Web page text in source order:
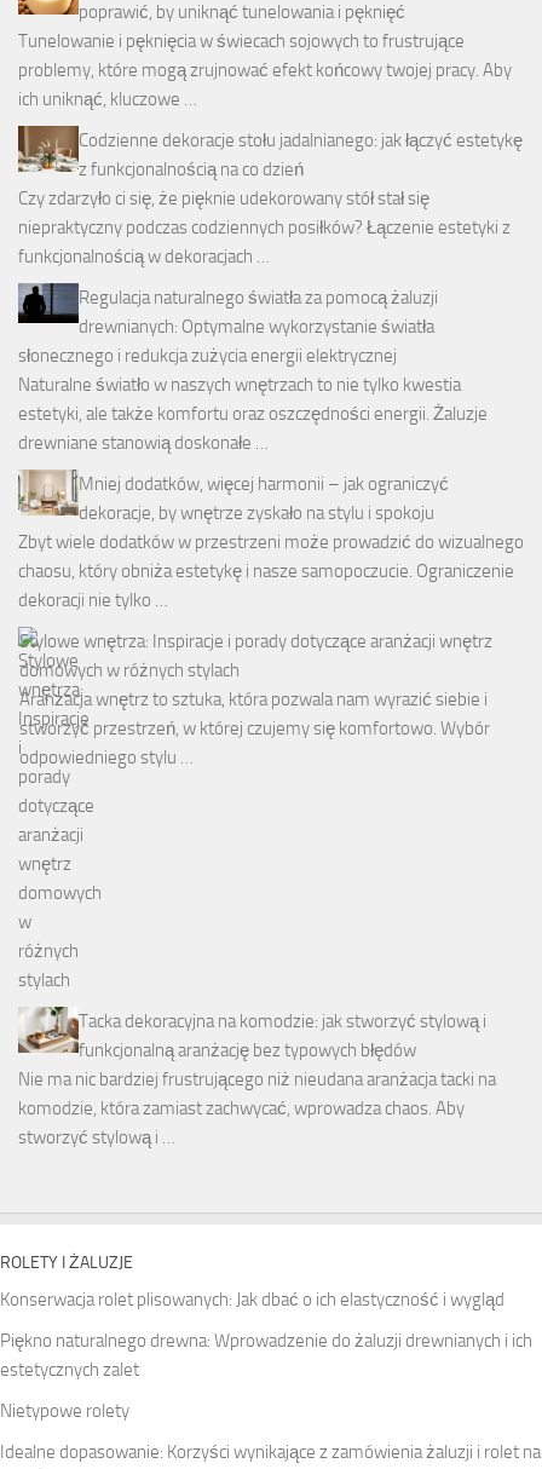
poprawić, by uniknąć tunelowania i pęknięć
Tunelowanie i pęknięcia w świecach sojowych to frustrujące
problemy, które mogą zrujnować efekt końcowy twojej pracy. Aby
ich uniknąć, kluczowe …
Codzienne dekoracje stołu jadalnianego: jak łączyć estetykę
z funkcjonalnością na co dzień
Czy zdarzyło ci się, że pięknie udekorowany stół stał się
niepraktyczny podczas codziennych posiłków? Łączenie estetyki z
funkcjonalnością w dekoracjach …
Regulacja naturalnego światła za pomocą żaluzji
drewnianych: Optymalne wykorzystanie światła
słonecznego i redukcja zużycia energii elektrycznej
Naturalne światło w naszych wnętrzach to nie tylko kwestia
estetyki, ale także komfortu oraz oszczędności energii. Żaluzje
drewniane stanowią doskonałe …
Mniej dodatków, więcej harmonii – jak ograniczyć
dekoracje, by wnętrze zyskało na stylu i spokoju
Zbyt wiele dodatków w przestrzeni może prowadzić do wizualnego
chaosu, który obniża estetykę i nasze samopoczucie. Ograniczenie
dekoracji nie tylko …
Stylowe wnętrza: Inspiracje i porady dotyczące aranżacji wnętrz
domowych w różnych stylach
Aranżacja wnętrz to sztuka, która pozwala nam wyrazić siebie i
stworzyć przestrzeń, w której czujemy się komfortowo. Wybór
odpowiedniego stylu …
Tacka dekoracyjna na komodzie: jak stworzyć stylową i
funkcjonalną aranżację bez typowych błędów
Nie ma nic bardziej frustrującego niż nieudana aranżacja tacki na
komodzie, która zamiast zachwycać, wprowadza chaos. Aby
stworzyć stylową i …
ROLETY I ŻALUZJE
Konserwacja rolet plisowanych: Jak dbać o ich elastyczność i wygląd
Piękno naturalnego drewna: Wprowadzenie do żaluzji drewnianych i ich
estetycznych zalet
Nietypowe rolety
Idealne dopasowanie: Korzyści wynikające z zamówienia żaluzji i rolet na